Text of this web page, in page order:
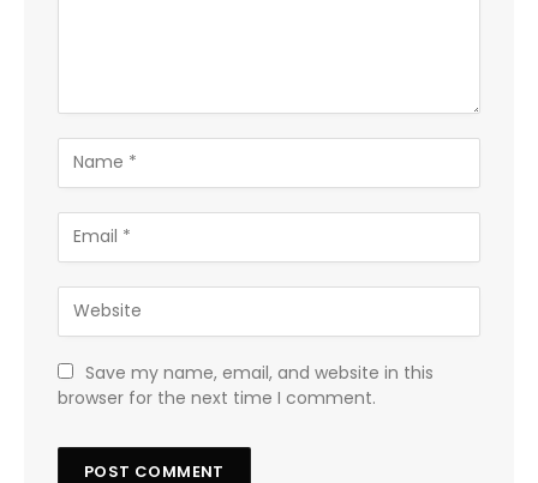
Save my name, email, and website in this
browser for the next time I comment.